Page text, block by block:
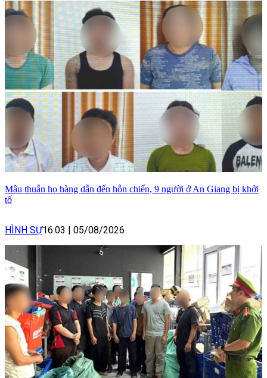
Mâu thuẫn họ hàng dẫn đến hỗn chiến, 9 người ở An Giang bị khởi
tố
HÌNH SỰ16:03 | 05/08/2026